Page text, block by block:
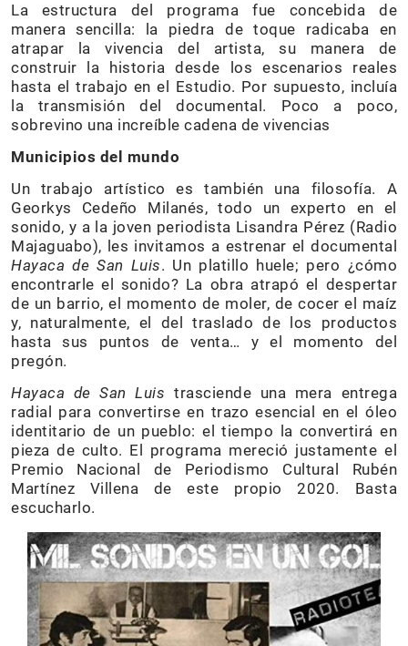
La estructura del programa fue concebida de
manera sencilla: la piedra de toque radicaba en
atrapar la vivencia del artista, su manera de
construir la historia desde los escenarios reales
hasta el trabajo en el Estudio. Por supuesto, incluía
la transmisión del documental. Poco a poco,
sobrevino una increíble cadena de vivencias
Municipios del mundo
Un trabajo artístico es también una filosofía. A
Georkys Cedeño Milanés, todo un experto en el
sonido, y a la joven periodista Lisandra Pérez (Radio
Majaguabo), les invitamos a estrenar el documental
Hayaca de San Luis. Un platillo huele; pero ¿cómo
encontrarle el sonido? La obra atrapó el despertar
de un barrio, el momento de moler, de cocer el maíz
y, naturalmente, el del traslado de los productos
hasta sus puntos de venta… y el momento del
pregón.
Hayaca de San Luistrasciende una mera entrega
radial para convertirse en trazo esencial en el óleo
identitario de un pueblo: el tiempo la convertirá en
pieza de culto. El programa mereció justamente el
Premio Nacional de Periodismo Cultural Rubén
Martínez Villena de este propio 2020. Basta
escucharlo.